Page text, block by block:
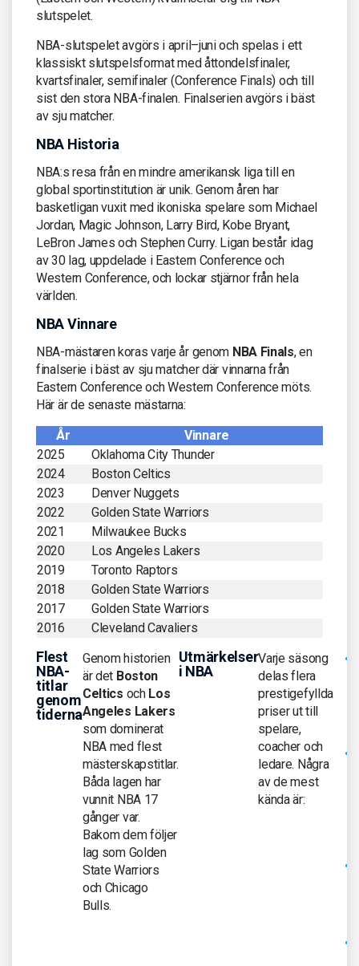
slutspelet.
NBA-slutspelet avgörs i april–juni och spelas i ett
klassiskt slutspelsformat med åttondelsfinaler,
kvartsfinaler, semifinaler (Conference Finals) och till
sist den stora NBA-finalen. Finalserien avgörs i bäst
av sju matcher.
NBA Historia
NBA:s resa från en mindre amerikansk liga till en
global sportinstitution är unik. Genom åren har
basketligan vuxit med ikoniska spelare som Michael
Jordan, Magic Johnson, Larry Bird, Kobe Bryant,
LeBron James och Stephen Curry. Ligan består idag
av 30 lag, uppdelade i Eastern Conference och
Western Conference, och lockar stjärnor från hela
världen.
NBA Vinnare
NBA-mästaren koras varje år genom NBA Finals, en
finalserie i bäst av sju matcher där vinnarna från
Eastern Conference och Western Conference möts.
Här är de senaste mästarna:
År
Vinnare
2025
Oklahoma City Thunder
2024
Boston Celtics
2023
Denver Nuggets
2022
Golden State Warriors
2021
Milwaukee Bucks
2020
Los Angeles Lakers
2019
Toronto Raptors
2018
Golden State Warriors
2017
Golden State Warriors
2016
Cleveland Cavaliers
Flest
NBA-
titlar
genom
tiderna
Genom historien
är det Boston
Celtics och Los
Angeles Lakers
som dominerat
NBA med flest
mästerskapstitlar.
Båda lagen har
vunnit NBA 17
gånger var.
Bakom dem följer
lag som Golden
State Warriors
och Chicago
Bulls.
Utmärkelser
i NBA
Varje säsong
delas flera
prestigefyllda
priser ut till
spelare,
coacher och
ledare. Några
av de mest
kända är: